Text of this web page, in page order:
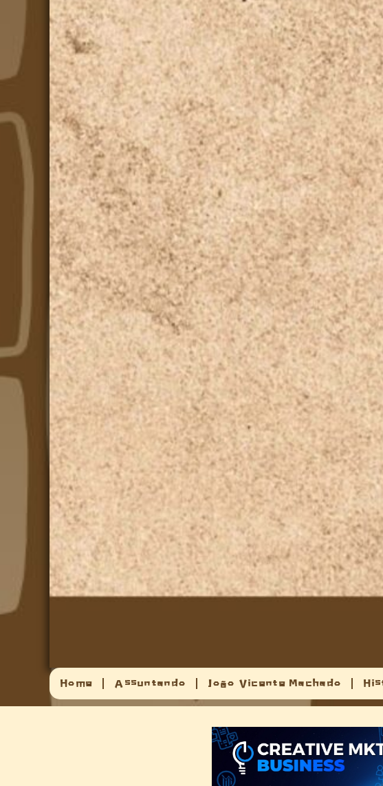
Home Assuntando João Vicente Machado